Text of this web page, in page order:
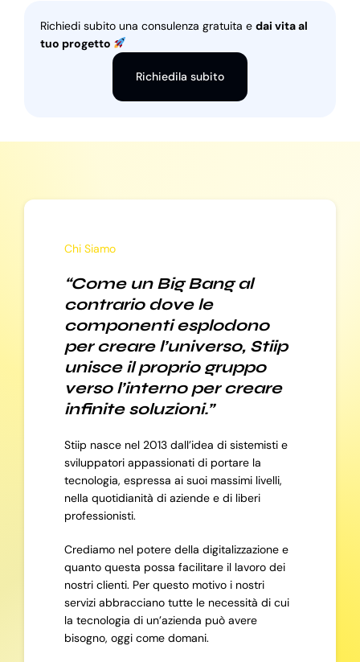
Richiedi subito una consulenza gratuita e dai vita al
tuo progetto
Richiedila subito
Chi Siamo
“Come un Big Bang al
contrario dove le
componenti esplodono
per creare l’universo, Stiip
unisce il proprio gruppo
verso l’interno per creare
infinite soluzioni.”
Stiip nasce nel 2013 dall’idea di sistemisti e
sviluppatori appassionati di portare la
tecnologia, espressa ai suoi massimi livelli,
nella quotidianità di aziende e di liberi
professionisti.
Crediamo nel potere della digitalizzazione e
quanto questa possa facilitare il lavoro dei
nostri clienti. Per questo motivo i nostri
servizi abbracciano tutte le necessità di cui
la tecnologia di un’azienda può avere
bisogno, oggi come domani.